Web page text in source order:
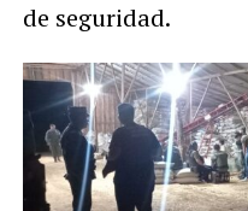
de seguridad.